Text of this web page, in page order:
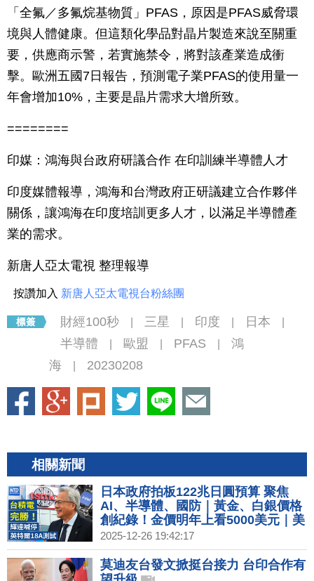
「全氟／多氟烷基物質」PFAS，原因是PFAS威脅環
境與人體健康。但這類化學品對晶片製造來說至關重
要，供應商示警，若實施禁令，將對該產業造成衝
擊。歐洲五國7日報告，預測電子業PFAS的使用量一
年會增加10%，主要是晶片需求大增所致。
========
印媒：鴻海與台政府研議合作 在印訓練半導體人才
印度媒體報導，鴻海和台灣政府正研議建立合作夥伴
關係，讓鴻海在印度培訓更多人才，以滿足半導體產
業的需求。
新唐人亞太電視 整理報導
按讚加入 新唐人亞太電視台粉絲團
財經100秒 三星 印度 日本
半導體 歐盟 PFAS
鴻
海
20230208
相關新聞
日本政府拍板122兆日圓預算 聚焦
AI、半導體、國防｜黃金、白銀價格
創紀錄！金價明年上看5000美元｜美
台關稅談判進度 經貿辦：安排總結會
議｜英特爾18A搶單失敗 台積電仍是
輝達最佳夥伴
2025-12-26 19:42:17
莫迪友台發文掀挺台接力 台印合作有